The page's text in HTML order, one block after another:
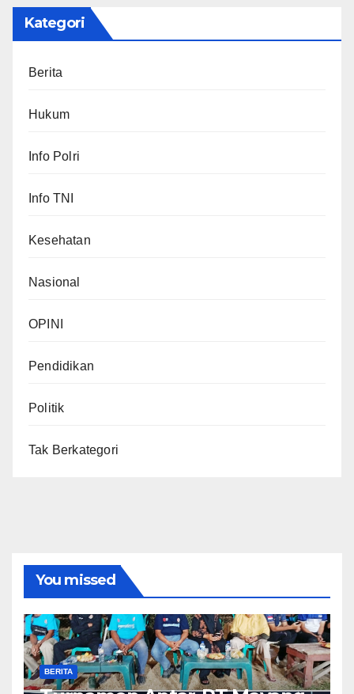
Kategori
Berita
Hukum
Info Polri
Info TNI
Kesehatan
Nasional
OPINI
Pendidikan
Politik
Tak Berkategori
You missed
BERITA